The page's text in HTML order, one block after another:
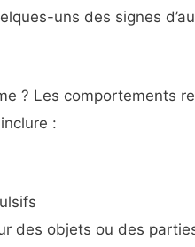
uns des signes
? Les comportements
:
des objets ou des